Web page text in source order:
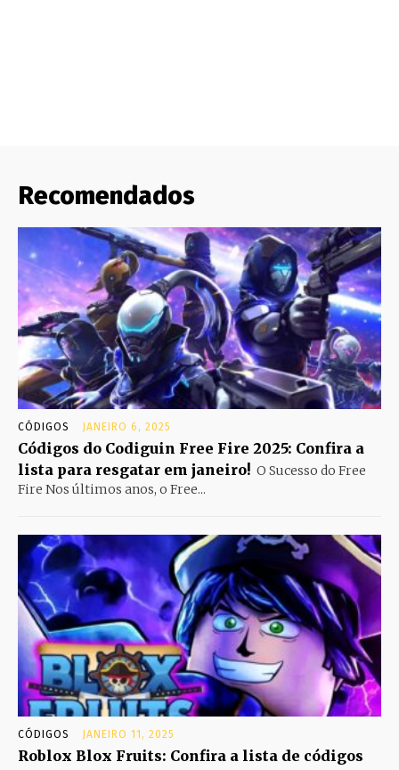
Recomendados
CÓDIGOS JANEIRO 6, 2025
Códigos do Codiguin Free Fire 2025: Confira a
lista para resgatar em janeiro! O Sucesso do Free
Fire Nos últimos anos, o Free...
CÓDIGOS JANEIRO 11, 2025
Roblox Blox Fruits: Confira a lista de códigos